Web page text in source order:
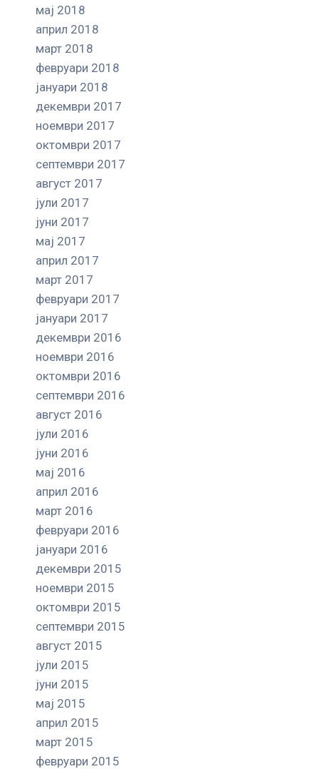
мај 2018
април 2018
март 2018
февруари 2018
јануари 2018
декември 2017
ноември 2017
октомври 2017
септември 2017
август 2017
јули 2017
јуни 2017
мај 2017
април 2017
март 2017
февруари 2017
јануари 2017
декември 2016
ноември 2016
октомври 2016
септември 2016
август 2016
јули 2016
јуни 2016
мај 2016
април 2016
март 2016
февруари 2016
јануари 2016
декември 2015
ноември 2015
октомври 2015
септември 2015
август 2015
јули 2015
јуни 2015
мај 2015
април 2015
март 2015
февруари 2015